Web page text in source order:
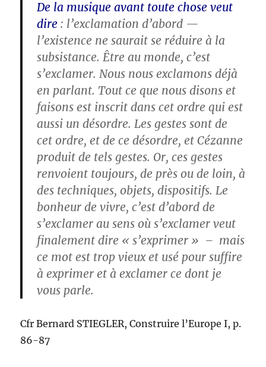
De la musique avant toute chose veut
dire : l’exclamation d’abord —
l’existence ne saurait se réduire à la
subsistance. Être au monde, c’est
s’exclamer. Nous nous exclamons déjà
en parlant. Tout ce que nous disons et
faisons est inscrit dans cet ordre qui est
aussi un désordre. Les gestes sont de
cet ordre, et de ce désordre, et Cézanne
produit de tels gestes. Or, ces gestes
renvoient toujours, de près ou de loin, à
des techniques, objets, dispositifs. Le
bonheur de vivre, c’est d’abord de
s’exclamer au sens où s’exclamer veut
finalement dire « s’exprimer » – mais
ce mot est trop vieux et usé pour suffire
à exprimer et à exclamer ce dont je
vous parle.
Cfr Bernard STIEGLER, Construire l’Europe I, p.
86-87